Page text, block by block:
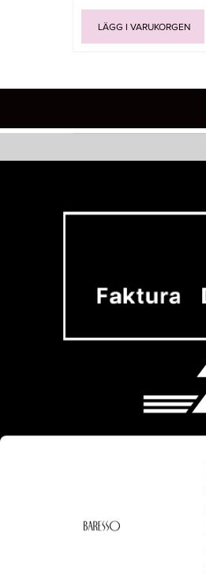
LÄGG I VARUKORGEN
Kontakt